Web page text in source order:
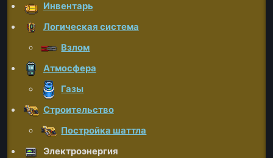
Инвентарь
Логическая система
Взлом
Атмосфера
Газы
Строительство
Постройка шаттла
Электроэнергия